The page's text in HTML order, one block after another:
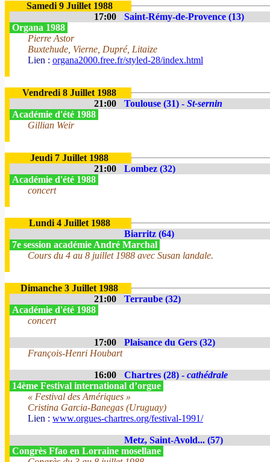
Samedi 9 Juillet 1988
17:00
Saint-Rémy-de-Provence (13)
Organa 1988
Pierre Astor
Buxtehude, Vierne, Dupré, Litaize
Lien : organa2000.free.fr/styled-28/index.html
Vendredi 8 Juillet 1988
21:00
Toulouse (31) - St-sernin
Académie d'été 1988
Gillian Weir
Jeudi 7 Juillet 1988
21:00
Lombez (32)
Académie d'été 1988
concert
Lundi 4 Juillet 1988
Biarritz (64)
7e session académie André Marchal
Cours du 4 au 8 juillet 1988 avec Susan landale.
Dimanche 3 Juillet 1988
21:00
Terraube (32)
Académie d'été 1988
concert
17:00
Plaisance du Gers (32)
François-Henri Houbart
16:00 Chartres (28) - cathédrale
14ème Festival international d’orgue
« Festival des Amériques »
Cristina Garcia-Banegas (Uruguay)
Lien : www.orgues-chartres.org/festival-1991/
Metz, Saint-Avold... (57)
Congrès Ffao en Lorraine mosellane